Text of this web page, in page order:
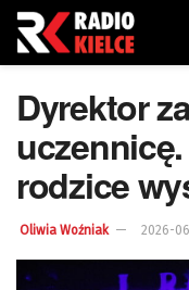
Dyrektor
rodzice
Oliwia Woźniak 2026-